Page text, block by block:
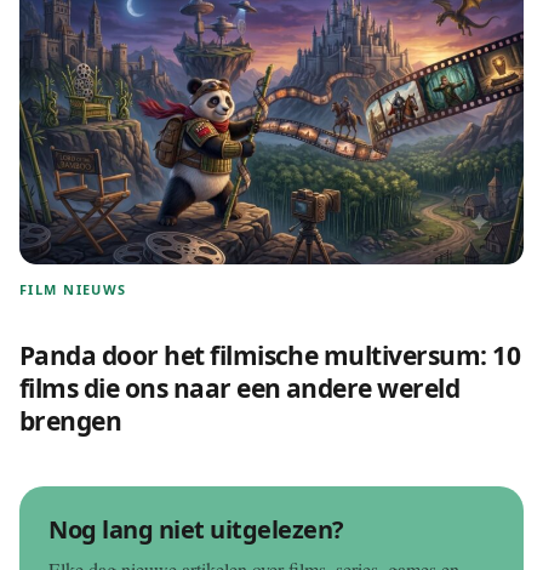
FILM NIEUWS
Panda door het filmische multiversum: 10
films die ons naar een andere wereld
brengen
Nog lang niet uitgelezen?